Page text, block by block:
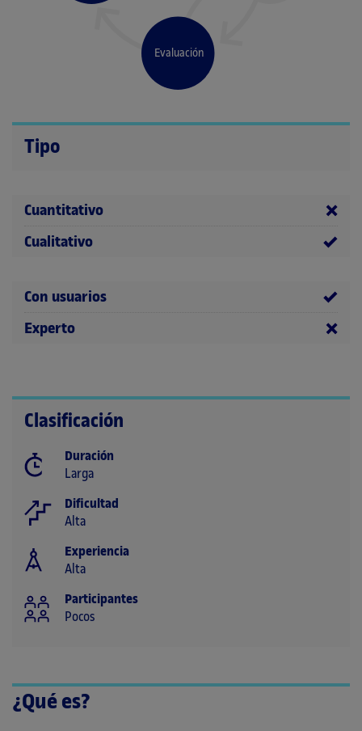
Evaluación
Tipo
Cuantitativo
Cualitativo
Con usuarios
Experto
Clasificación
Duración
Larga
Dificultad
Alta
Experiencia
Alta
Participantes
Pocos
¿Qué es?